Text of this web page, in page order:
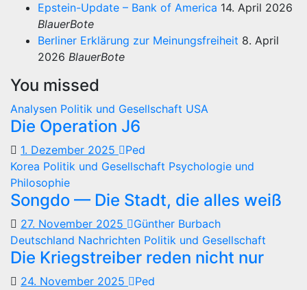
Epstein-Update – Bank of America 14. April 2026
BlauerBote
Berliner Erklärung zur Meinungsfreiheit 8. April
2026 BlauerBote
You missed
Analysen Politik und Gesellschaft USA
Die Operation J6
1. Dezember 2025
Ped
Korea Politik und Gesellschaft Psychologie und
Philosophie
Songdo — Die Stadt, die alles weiß
27. November 2025
Günther Burbach
Deutschland Nachrichten Politik und Gesellschaft
Die Kriegstreiber reden nicht nur
24. November 2025
Ped